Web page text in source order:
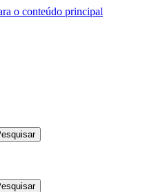
o conteúdo principal